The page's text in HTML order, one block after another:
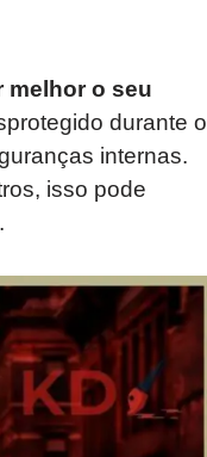
melhor o seu
durante o
internas.
isso pode